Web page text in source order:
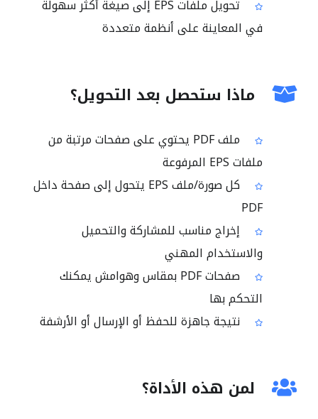
تحويل ملفات EPS إلى صيغة أكثر سهولة
في المعاينة على أنظمة متعددة
ماذا ستحصل بعد التحويل؟
ملف PDF يحتوي على صفحات مرتبة من
ملفات EPS المرفوعة
كل صورة/ملف EPS يتحول إلى صفحة داخل
PDF
إخراج مناسب للمشاركة والتحميل
والاستخدام المهني
صفحات PDF بمقاس وهوامش يمكنك
التحكم بها
نتيجة جاهزة للحفظ أو الإرسال أو الأرشفة
لمن هذه الأداة؟